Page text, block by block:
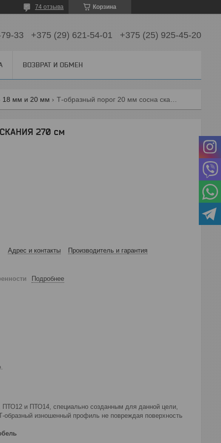
Корзина
74 отзыва
33 +375 (29) 621-54-01 +375 (25) 925-45-20
ВОЗВРАТ И ОБМЕН
18 мм и 20 мм
270 см
Адрес и контакты Производитель и гарантия
Подробнее
и ПТО14, специально созданным для данной цели,
изношенный профиль не повреждая поверхность